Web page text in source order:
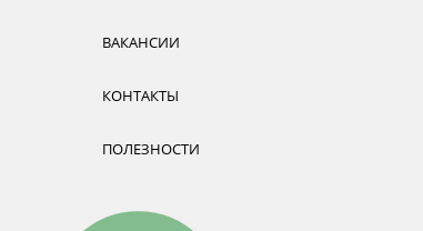
ВАКАНСИИ
КОНТАКТЫ
ПОЛЕЗНОСТИ